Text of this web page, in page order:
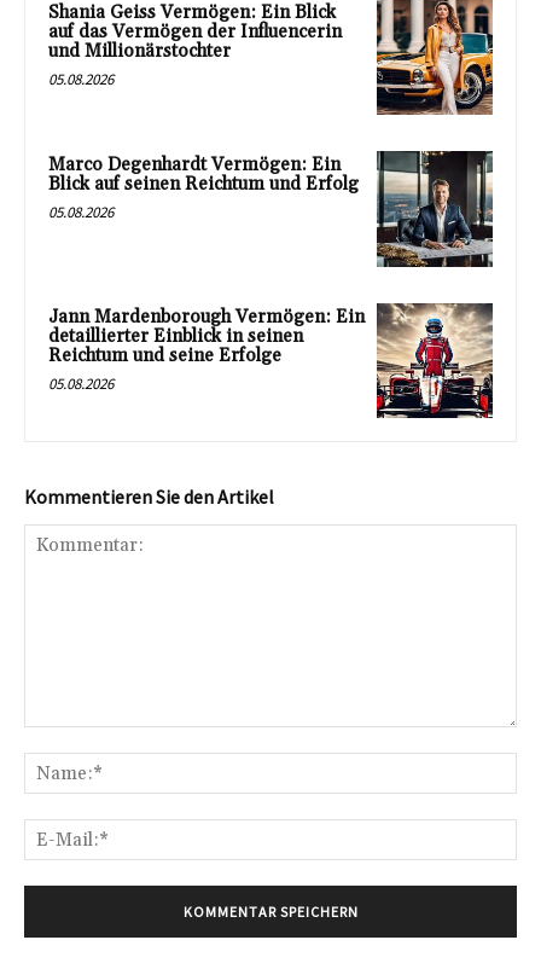
Shania Geiss Vermögen: Ein Blick
auf das Vermögen der Influencerin
und Millionärstochter
05.08.2026
Marco Degenhardt Vermögen: Ein
Blick auf seinen Reichtum und Erfolg
05.08.2026
Jann Mardenborough Vermögen: Ein
detaillierter Einblick in seinen
Reichtum und seine Erfolge
05.08.2026
Kommentieren Sie den Artikel